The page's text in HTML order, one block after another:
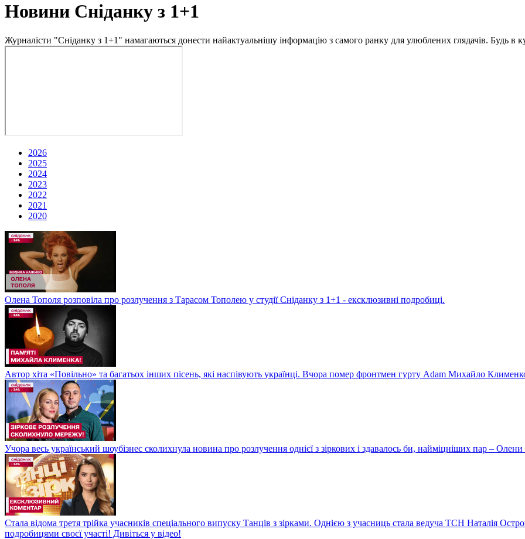
Новини Сніданку з 1+1
Журналісти "Сніданку з 1+1" намагаються донести найактуальнішу інформацію з самого ранку для улюблених глядачів. Будь в
2026
2025
2024
2023
2022
2021
2020
Олена Тополя розповіла про розлучення з Тарасом Тополею у студії Сніданку з 1+1 - ексклюзивні подробиці.
Автор хіта «Повільно» та багатьох інших пісень, які наспівують українці. Вчора помер фронтмен гурту Adam Михайло
Учора весь український шоубізнес сколихнула новина про розлучення однієї з зіркових і здавалось би, найміцніших пар – Олени
Стала відома третя трійка учасників спеціального випуску Танців з зірками. Однією з учасниць стала ведуча ТСН Наталія
подробицями своєї участі! Дивіться у відео!